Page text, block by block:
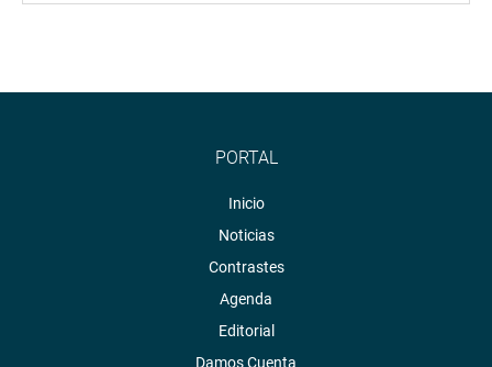
PORTAL
Inicio
Noticias
Contrastes
Agenda
Editorial
Damos Cuenta